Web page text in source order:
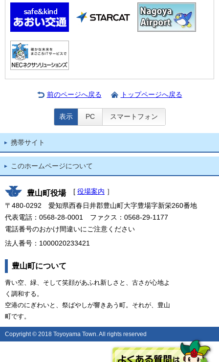
前のページへ戻る トップページへ戻る
表示 PC スマートフォン
携帯サイト
このホームページについて
豊山町役場 [ 役場案内 ］
〒480-0292 愛知県西春日井郡豊山町大字豊場字新栄260番地
代表電話：0568-28-0001 ファクス：0568-29-1177
電話番号のおかけ間違いにご注意ください
法人番号：1000020233421
豊山町について
青い空、緑、そして笑顔があふれ新しさと、古さが心地よ
く調和する。
空港のにぎわいと、祭ばやしが響きあう町。それが、豊山
町です。
Copyright © 2018 Toyoyama Town. All rights reserved